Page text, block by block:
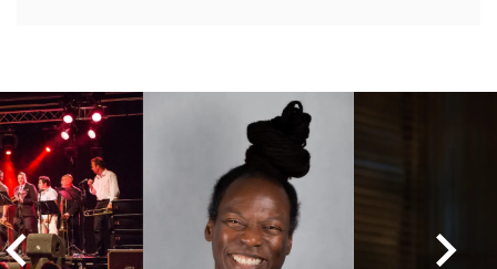
Skip